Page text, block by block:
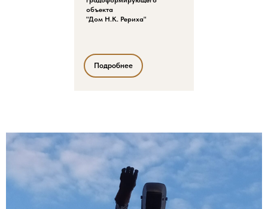
объекта
"Дом Н.К. Рериха"
Подробнее